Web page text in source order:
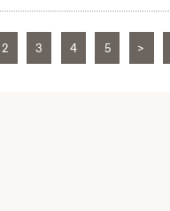
2 3 4 5 >